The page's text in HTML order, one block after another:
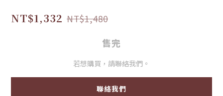
NT$1,332 NT$1,480
售完
若想購買，請聯絡我們。
聯絡我們